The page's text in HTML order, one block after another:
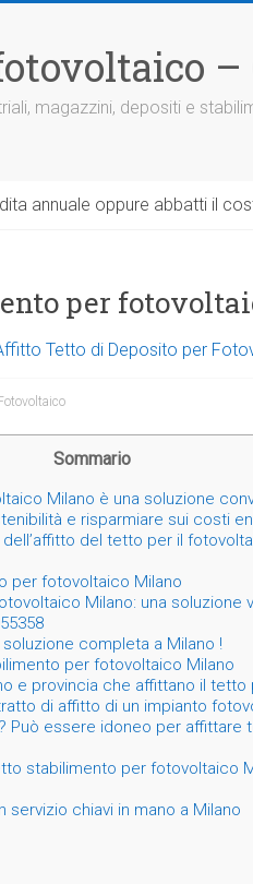
–
magazzini, depositi e
annuale oppure abbatti il
per
Tetto di Deposito per
Sommario
Milano è una soluzione
e risparmiare sui costi
del tetto per il
per fotovoltaico Milano
Milano: una soluzione
completa a Milano !
per fotovoltaico Milano
e provincia che affittano il
di affitto di un impianto
Può essere idoneo per affittare
stabilimento per fotovoltaico
chiavi in mano a Milano